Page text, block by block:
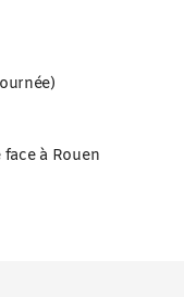
à Rouen